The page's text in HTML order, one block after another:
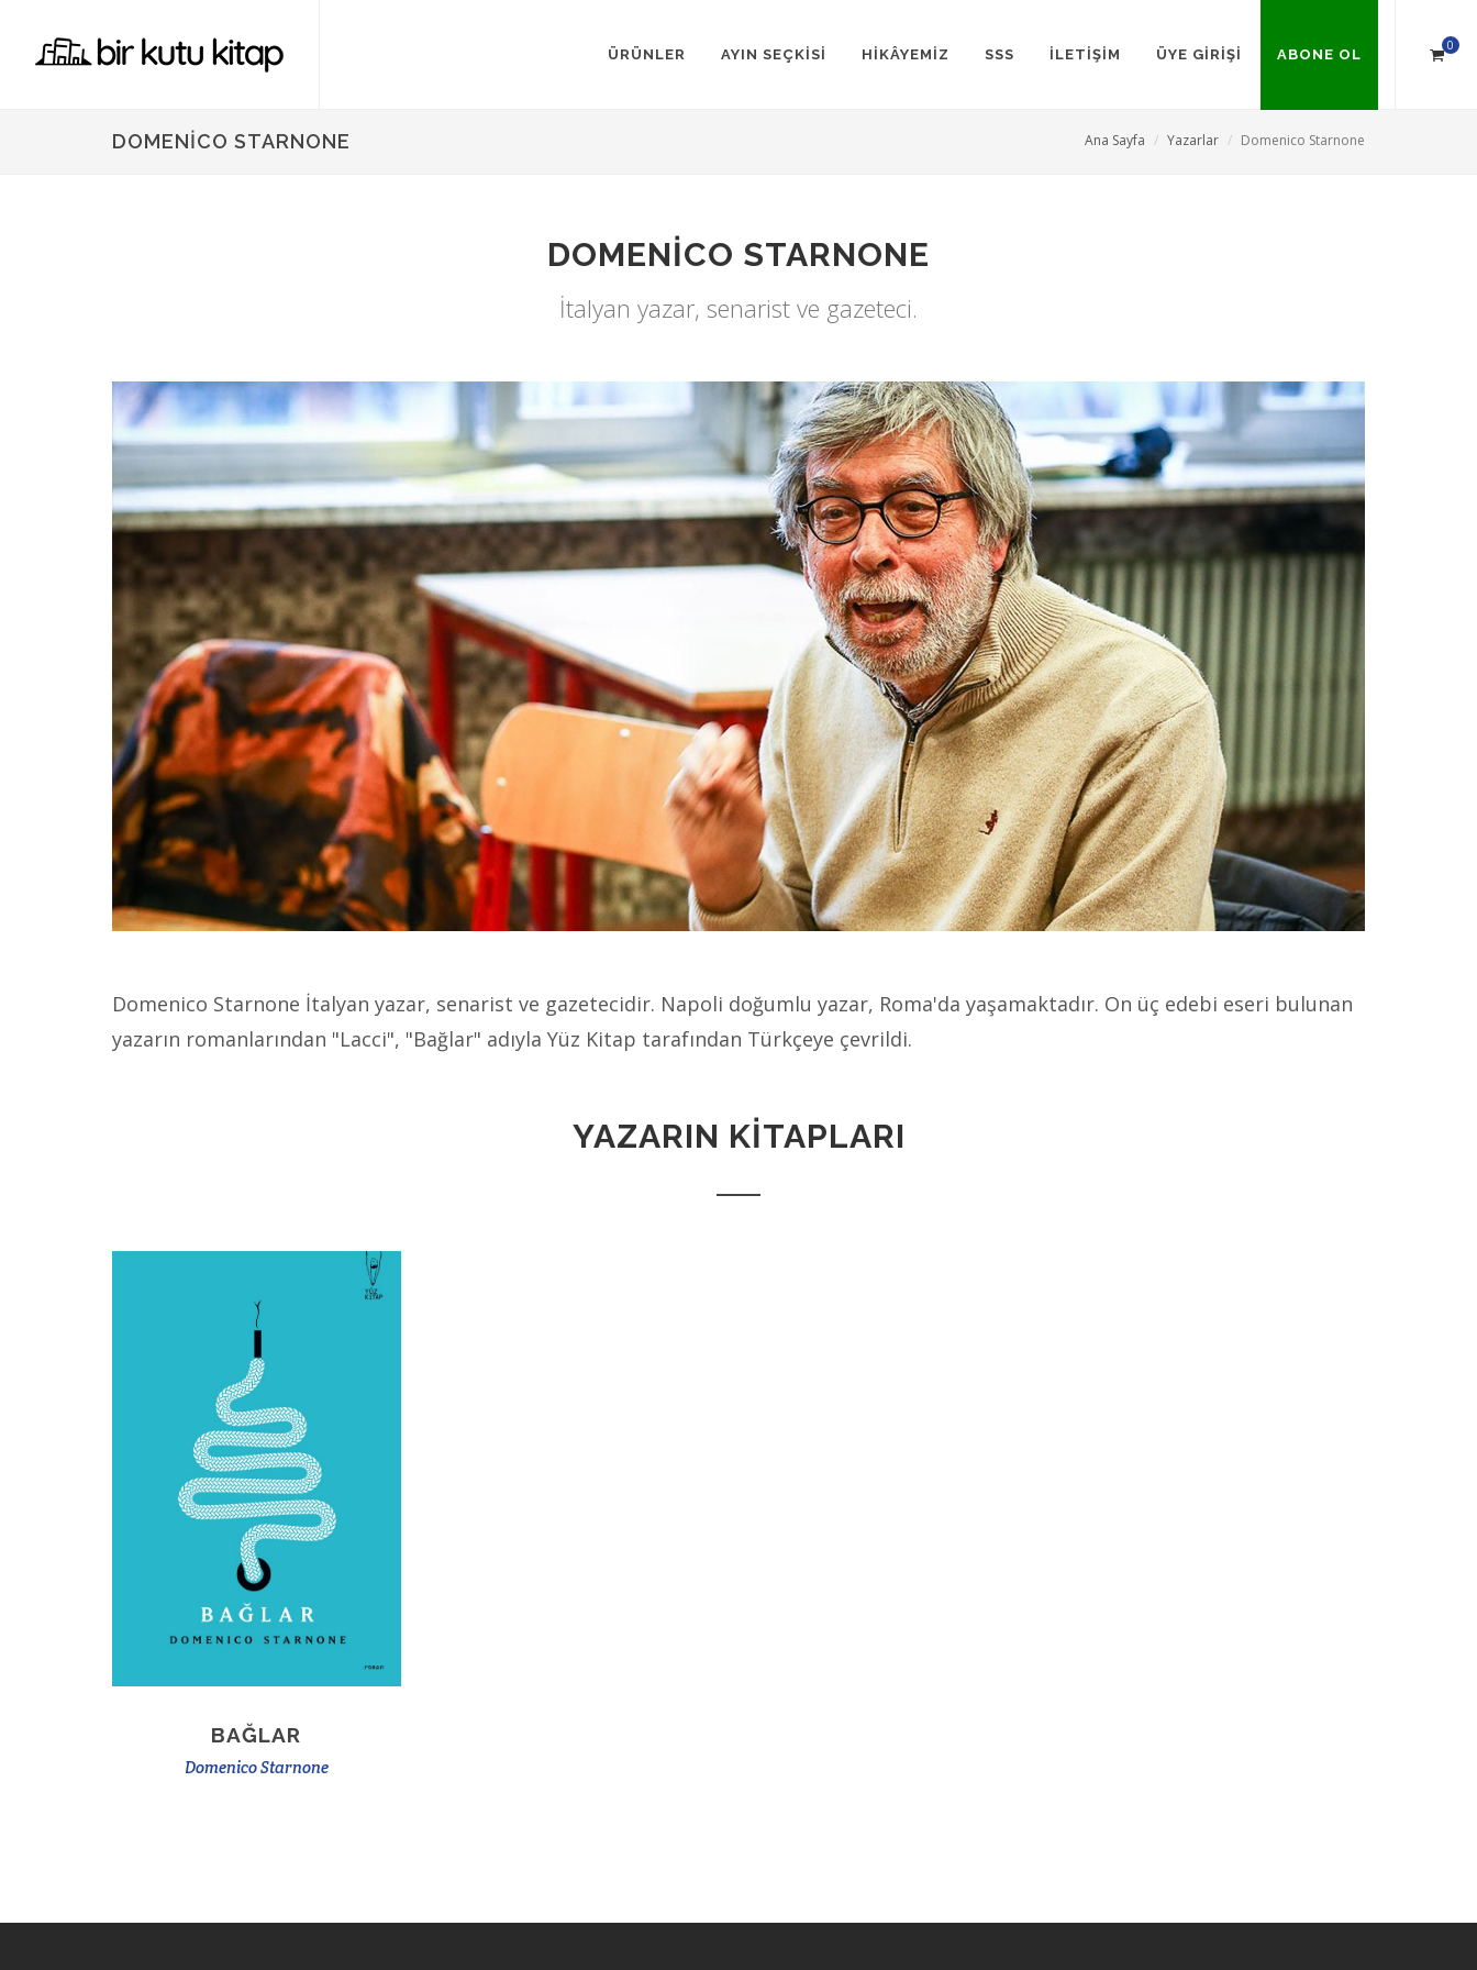
ÜRÜNLER AYIN SEÇKİSİ HİKÂYEMİZ SSS İLETİŞİM ÜYE GİRİŞİ ABONE OL
0
DOMENICO STARNONE Ana Sayfa Yazarlar Domenico Starnone
DOMENICO STARNONE
İtalyan yazar, senarist ve gazeteci.
Domenico Starnone İtalyan yazar, senarist ve gazetecidir. Napoli doğumlu yazar, Roma'da yaşamaktadır. On üç edebi eseri bulunan
yazarın romanlarından "Lacci", "Bağlar" adıyla Yüz Kitap tarafından Türkçeye çevrildi.
YAZARIN KİTAPLARI
BAĞLAR
Domenico Starnone